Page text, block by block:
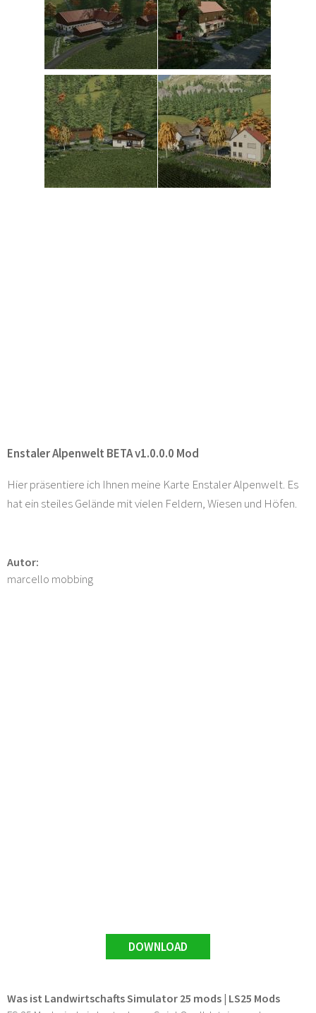
Enstaler Alpenwelt BETA v1.0.0.0 Mod
Hier präsentiere ich Ihnen meine Karte Enstaler Alpenwelt. Es
hat ein steiles Gelände mit vielen Feldern, Wiesen und Höfen.
Autor:
marcello mobbing
DOWNLOAD
Was ist Landwirtschafts Simulator 25 mods | LS25 Mods